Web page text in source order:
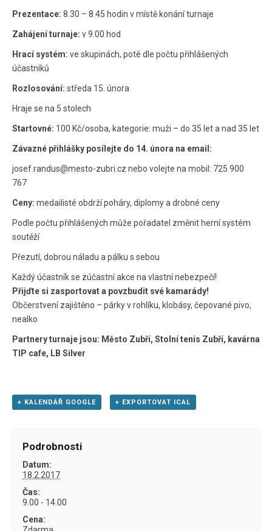
Prezentace: 8.30 – 8.45 hodin v místě konání turnaje
Zahájení turnaje: v 9.00 hod
Hrací systém: ve skupinách, poté dle počtu přihlášených
účastníků
Rozlosování: středa 15. února
Hraje se na 5 stolech
Startovné: 100 Kč/osoba, kategorie: muži – do 35 let a nad 35 let
Závazné přihlášky posílejte do 14. února na email:
josef.randus@mesto-zubri.cz nebo volejte na mobil: 725 900
767
Ceny: medailisté obdrží poháry, diplomy a drobné ceny
Podle počtu přihlášených může pořadatel změnit herní systém
soutěží
Přezutí, dobrou náladu a pálku s sebou
Každý účastník se zúčastní akce na vlastní nebezpečí!
Přijďte si zasportovat a povzbudit své kamarády!
Občerstvení zajištěno – párky v rohlíku, klobásy, čepované pivo,
nealko
Partnery turnaje jsou: Město Zubří, Stolní tenis Zubří, kavárna
TIP cafe, LB Silver
+ KALENDÁŘ GOOGLE + EXPORTOVAT ICAL
Podrobnosti
Datum:
18.2.2017
Čas:
9.00 - 14.00
Cena: